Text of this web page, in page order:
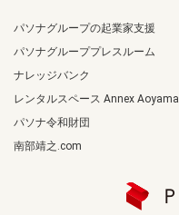
パソナグループの起業家支援
パソナグループプレスルーム
ナレッジバンク
レンタルスペース Annex Aoyama
パソナ令和財団
南部靖之.com